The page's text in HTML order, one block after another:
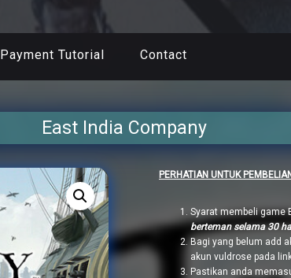
Payment Tutorial Contact
East India Company
PERHATIAN UNTUK
Syarat membeli game
berteman selama 30
Bagi yang belum add
akun vuldrose pada
Pastikan anda